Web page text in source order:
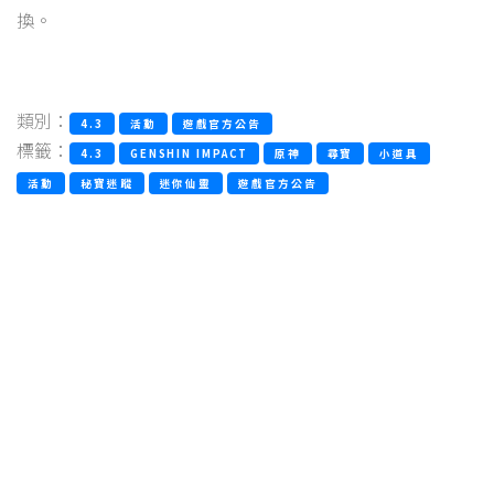
換。
類別： 4.3 活動 遊戲官方公告
標籤： 4.3 GENSHIN IMPACT 原神 尋寶
小道具
活動
秘寶迷蹤 迷你仙靈 遊戲官方公告